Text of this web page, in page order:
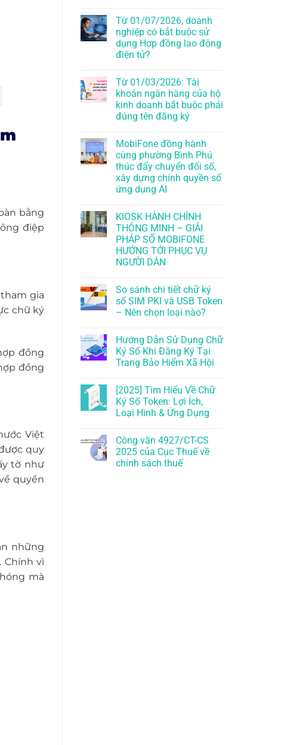
bằng
điệp
gia
chữ ký
đồng
đồng
Việt
quy
tờ như
quyền
những
vì
mà
Từ 01/07/2026, doanh
nghiệp có bắt buộc sử
dụng Hợp đồng lao động
điện tử?
Từ 01/03/2026: Tài
khoản ngân hàng của hộ
kinh doanh bắt buộc phải
đúng tên đăng ký
MobiFone đồng hành
cùng phường Bình Phú
thúc đẩy chuyển đổi số,
xây dựng chính quyền số
ứng dụng AI
KIOSK HÀNH CHÍNH
THÔNG MINH – GIẢI
PHÁP SỐ MOBIFONE
HƯỚNG TỚI PHỤC VỤ
NGƯỜI DÂN
So sánh chi tiết chữ ký
số SIM PKI và USB Token
– Nên chọn loại nào?
Hướng Dẫn Sử Dụng Chữ
Ký Số Khi Đăng Ký Tại
Trang Bảo Hiểm Xã Hội
[2025] Tìm Hiểu Về Chữ
Ký Số Token: Lợi Ích,
Loại Hình & Ứng Dụng
Công văn 4927/CT-CS
2025 của Cục Thuế về
chính sách thuế